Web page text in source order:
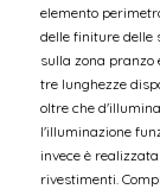
elemento
delle finiture delle
sulla zona pranzo
tre lunghezze
oltre che
l'illuminazione
invece è
rivestimenti.